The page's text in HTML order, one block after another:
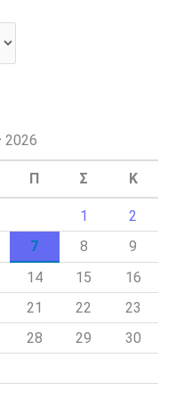
2026
Π Σ Κ
1
2
7 8
9
14 15
16
21 22
23
28 29
30